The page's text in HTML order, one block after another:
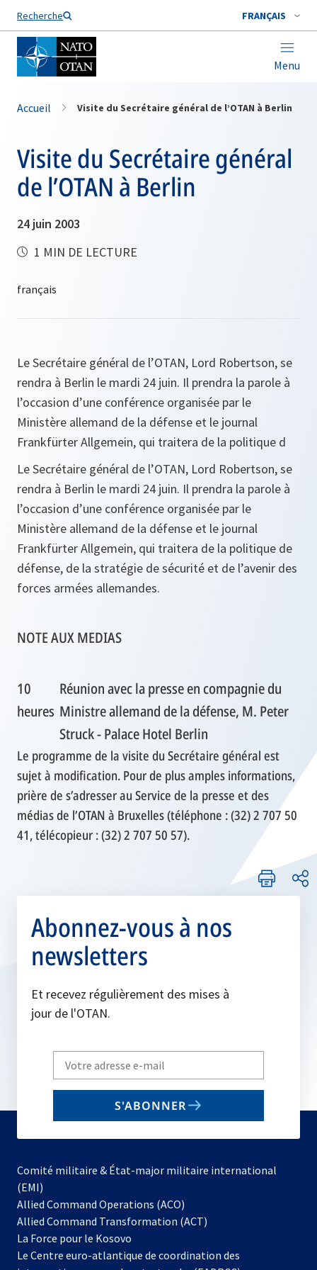
Recherche FRANÇAIS
Menu
Nom de famille*
Accueil Visite du Secrétaire général de l’OTAN à Berlin
Visite du Secrétaire général
de l’OTAN à Berlin
24 juin 2003
1 MIN DE LECTURE
Le Secrétaire général de l’OTAN, Lord Robertson, se
rendra à Berlin le mardi 24 juin. Il prendra la parole à
l’occasion d’une conférence organisée par le
Ministère allemand de la défense et le journal
Frankfürter Allgemein, qui traitera de la politique d
Le Secrétaire général de l’OTAN, Lord Robertson, se
rendra à Berlin le mardi 24 juin. Il prendra la parole à
l’occasion d’une conférence organisée par le
Ministère allemand de la défense et le journal
Frankfürter Allgemein, qui traitera de la politique de
défense, de la stratégie de sécurité et de l’avenir des
forces armées allemandes.
NOTE AUX MEDIAS
10
heures
Réunion avec la presse en compagnie du
Ministre allemand de la défense, M. Peter
Struck - Palace Hotel Berlin
Le programme de la visite du Secrétaire général est
sujet à modification. Pour de plus amples informations,
prière de s’adresser au Service de la presse et des
médias de l’OTAN à Bruxelles (téléphone : (32) 2 707 50
41, télécopieur : (32) 2 707 50 57).
Abonnez-vous à nos
newsletters
Et recevez régulièrement des mises à
jour de l'OTAN.
Write
your
email
S'ABONNER
Comité militaire & État-major militaire international
(EMI)
Allied Command Operations (ACO)
dans
nouvel
Allied Command Transformation (ACT)
La Force pour le Kosovo
dans
Le Centre euro-atlantique de coordination des